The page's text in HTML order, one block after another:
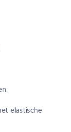
elastische